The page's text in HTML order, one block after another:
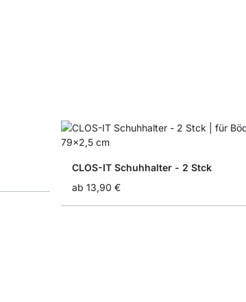
CLOS-IT Schuhhalter - 2 Stck
ab 13,90 €